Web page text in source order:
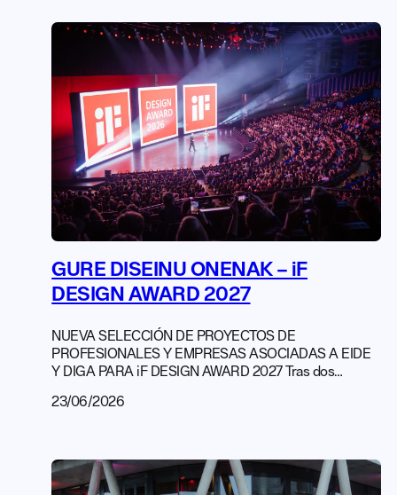
recorrido […]
GURE DISEINU ONENAK – iF
DESIGN AWARD 2027
NUEVA SELECCIÓN DE PROYECTOS DE
PROFESIONALES Y EMPRESAS ASOCIADAS A EIDE
Y DIGA PARA iF DESIGN AWARD 2027 Tras dos
del acuerdo de colaboración firmado con iF DESIGN en
profesionales, empresas y centros educativos
asociados a […]
23/06/2026